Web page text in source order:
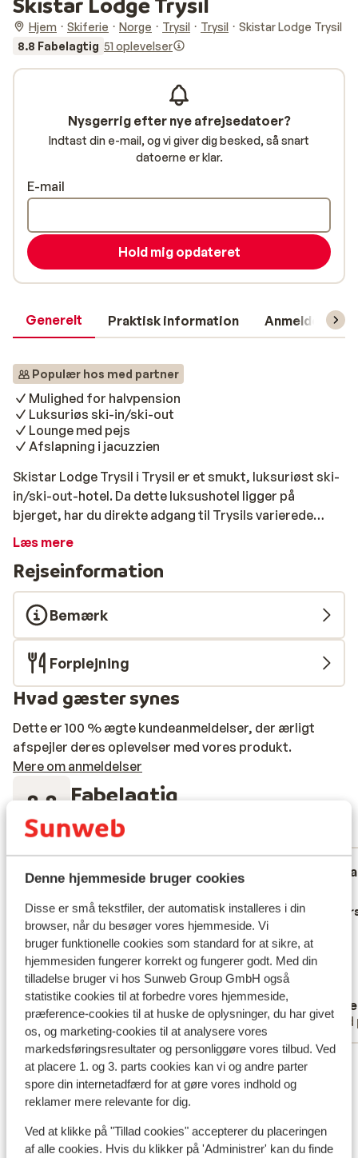
Denne hjemmeside bruger cookies
Disse er små tekstfiler, der automatisk installeres i din
browser, når du besøger vores hjemmeside. Vi
bruger funktionelle cookies som standard for at sikre, at
hjemmesiden fungerer korrekt og fungerer godt. Med din
tilladelse bruger vi hos Sunweb Group GmbH også
statistike cookies til at forbedre vores hjemmeside,
præference-cookies til at huske de oplysninger, du har givet
os, og marketing-cookies til at analysere vores
markedsføringsresultater og personliggøre vores tilbud. Ved
at placere 1. og 3. parts cookies kan vi og andre parter
spore din internetadfærd for at gøre vores indhold og
reklamer mere relevante for dig.
Ved at klikke på "Tillad cookies" accepterer du placeringen
af alle cookies. Hvis du klikker på 'Administrer' kan du finde
Hjem Skiferie Norge Trysil Trysil
Skistar Lodge Trysil
8.8 Fabelagtig 51 oplevelser
Generelt Praktisk information Anmeldelser
Populær hos med partner
Mulighed for halvpension
Luksuriøs ski-in/ski-out
Lounge med pejs
Afslapning i jacuzzien
Skistar Lodge Trysil i Trysil er et smukt, luksuriøst ski-
in/ski-out-hotel. Da dette luksushotel ligger på
bjerget, har du direkte adgang til Trysils varierede
skiområde herfra. Du bor i fine, rummelige lejligheder,
rummelig opholdsstue med åbent køkken, to
komfortable soveværelser, et moderne badeværelse
og en balkon eller terrasse. Desuden har hotellet en
dejlig spa ved navn Kulpen Spa. Mod betaling kan du
bl.a. nyde 2 udendørs jacuzzier, hvor du kan slappe helt
af med udsigt til det unikke vinterlandskab. Der er også
fire saunaer og en opvarmet indendørs pool. På
Restaurant Tabben kan du nyde en lækker frokost,
middag eller en god drink, og hvis du vil have et asiatisk
måltid, kan du tage plads på Restaurant Mori. Der er
også en fantastisk italiensk restaurant, hvor du kan
bestille de lækreste italienske retter.
Læs mere
Rejseinformation
Bemærk
Forplejning
Hvad gæster synes
Dette er 100 % ægte kundeanmeldelser, der ærligt
afspejler deres oplevelser med vores produkt.
Mere om anmeldelser
8.8 Fabelagtig
Mest booket af med partner
9.1 Fabelagtig
7. mar. 2026
volledig voorzien en direct op de piste.
Gezellige lounge, fijne sauna s en
zwembad. Vriendelijk personeel en skibus
voor de deur.
volledig voorzien en direct op de piste.
Gezellige lounge, fijne sauna s en
zwembad. Vriendelijk personeel en skibus
voor de deur.
Oversæt til dansk (DA)
Anonym
Med familie
Se alle 51 anmeldelser
Liftkort/skileje/undervisning
Liftkort
Nysgerrig efter nye afrejsedatoer?
Indtast din e-mail, og vi giver dig besked, så snart
datoerne er klar.
E-mail
Hold mig opdateret